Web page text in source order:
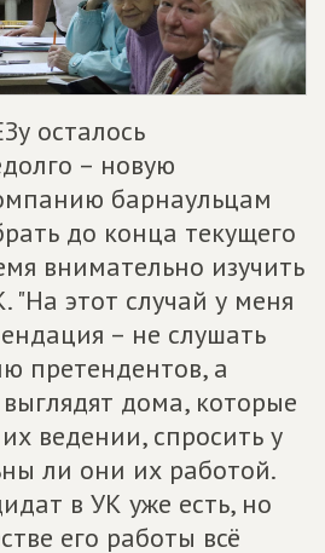
осталось
– новую
барнаульцам
до конца текущего
внимательно изучить
"На этот случай у меня
– не слушать
претендентов, а
дома, которые
ведении, спросить у
ли они их работой.
в УК уже есть, но
его работы всё